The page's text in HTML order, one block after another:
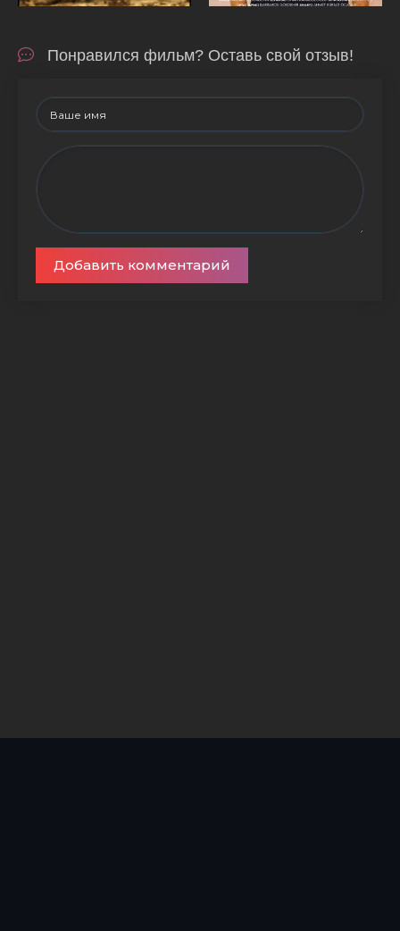
Понравился фильм? Оставь свой отзыв!
Добавить комментарий